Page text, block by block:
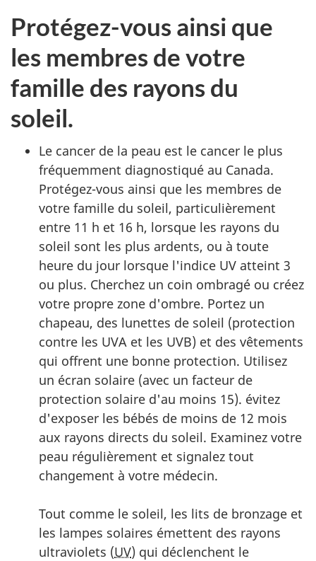
Protégez-vous ainsi que
les membres de votre
famille des rayons du
soleil.
Le cancer de la peau est le cancer le plus
fréquemment diagnostiqué au Canada.
Protégez-vous ainsi que les membres de
votre famille du soleil, particulièrement
entre 11 h et 16 h, lorsque les rayons du
soleil sont les plus ardents, ou à toute
heure du jour lorsque l'indice UV atteint 3
ou plus. Cherchez un coin ombragé ou créez
votre propre zone d'ombre. Portez un
chapeau, des lunettes de soleil (protection
contre les UVA et les UVB) et des vêtements
qui offrent une bonne protection. Utilisez
un écran solaire (avec un facteur de
protection solaire d'au moins 15). évitez
d'exposer les bébés de moins de 12 mois
aux rayons directs du soleil. Examinez votre
peau régulièrement et signalez tout
changement à votre médecin.
Tout comme le soleil, les lits de bronzage et
les lampes solaires émettent des rayons
ultraviolets (UV) qui déclenchent le